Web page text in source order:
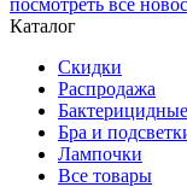
Каталог
Скидки
Распродажа
Бра и
Лампочки
Все товары